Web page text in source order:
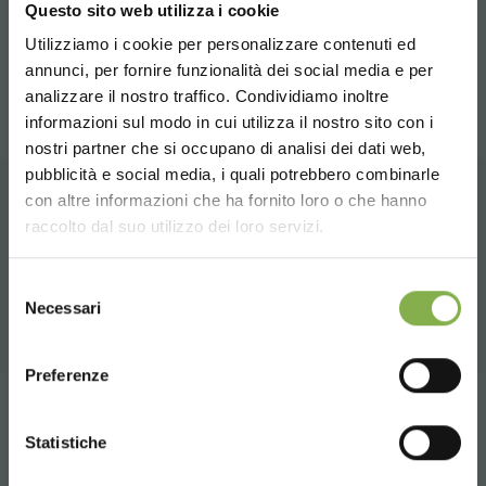
Questo sito web utilizza i cookie
Utilizziamo i cookie per personalizzare contenuti ed
annunci, per fornire funzionalità dei social media e per
analizzare il nostro traffico. Condividiamo inoltre
informazioni sul modo in cui utilizza il nostro sito con i
nostri partner che si occupano di analisi dei dati web,
pubblicità e social media, i quali potrebbero combinarle
con altre informazioni che ha fornito loro o che hanno
raccolto dal suo utilizzo dei loro servizi.
delNecessari
Preferenze
Statistiche
Kontaktieren Sie uns, um herauszufinden, wie Sie das
Management Ihrer Gartenbauproduktion mit unseren
mobilen Tischen transformieren können!
ZUGEHÖRIGE PRODUKTE
Choose the country you are in and your
language for a better browsing experience
TAUCHE EIN IN UNSERE
WELT!
Ein kleines Geschenk für dich...
5 % Rabattauf deine erste Bestellung *
2 % Rabatt immerauf tutti deine
zukünftigen Einkäufe *
ab einem Bestellwert
von 15.000 €
der Registrierung die Option Newsletter)
DATENBLATT
HERUNTERLADEN
Melden Sie sich an oder